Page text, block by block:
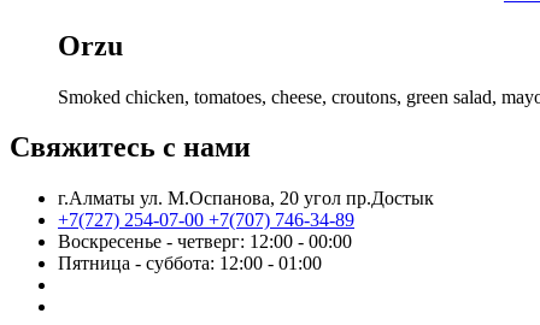
Orzu
Smoked chicken, tomatoes, cheese, croutons, green salad,
Свяжитесь с нами
г.Алматы ул. М.Оспанова, 20 угол пр.Достык
+7(727) 254-07-00 +7(707) 746-34-89
Воскресенье - четверг: 12:00 - 00:00
Пятница - суббота: 12:00 - 01:00